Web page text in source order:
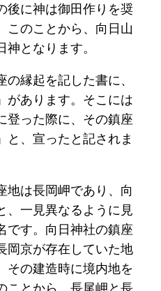
後に神は御田作りを奨
このことから、向日山
となります。
縁起を記した書に、
があります。そこには
登った際に、その鎮座
と、宣ったと記されま
は長岡岬であり、向
、一見異なるように見
です。向日神社の鎮座
岡京が存在していた地
その建造時に境内地を
ことから、長尾岬と長